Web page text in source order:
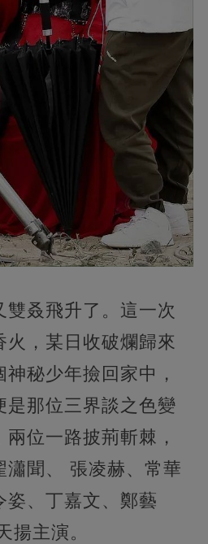
雙叒飛升了。這一次
火，某日收破爛歸來
秘少年撿回家中，
是那位三界談之色變
位一路披荊斬棘，
瀟聞、 張凌赫、常華
姿、丁嘉文、鄭藝
揚主演。